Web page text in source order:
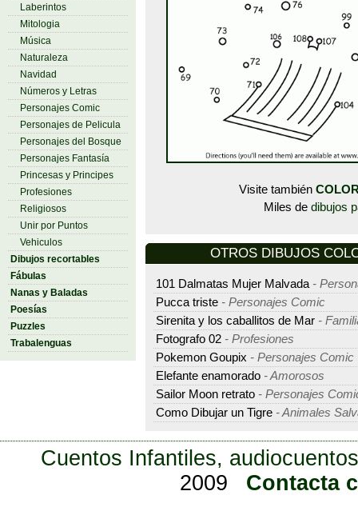
Laberintos
Mitologia
Música
Naturaleza
Navidad
Números y Letras
Personajes Comic
Personajes de Pelicula
Personajes del Bosque
Personajes Fantasía
Princesas y Principes
Profesiones
Religiosos
Unir por Puntos
Vehiculos
Dibujos recortables
Fábulas
Nanas y Baladas
Poesías
Puzzles
Trabalenguas
Visite también
Miles de dibujos
OTROS DIBUJOS
101 Dalmatas Mujer Malvada -
Pucca triste - Personajes Comic
Sirenita y los caballitos de Mar -
Fotografo 02 - Profesiones
Pokemon Goupix - Personajes Comic
Elefante enamorado - Amorosos
Sailor Moon retrato - Personajes
Como Dibujar un Tigre - Animales
Cuentos Infantiles,
2009
Contacta